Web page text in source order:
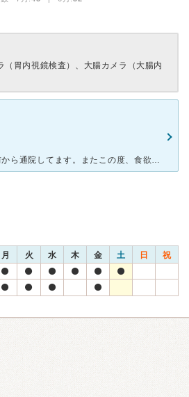
（胃内視鏡検査）、大腸カメラ（大腸内
母が高血圧で、3年ほど前から通院してます。またこの度、食欲不振で食べられない日が続き、付き添いで受診しました。高齢者の母は、はじめての胃カメラをかなり怖がっており、心配しましたが母いわく 『気づかな
月 火 水 木 金 土 日 祝